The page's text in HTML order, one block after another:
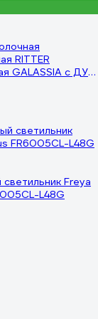
RITTER
GALASSIA с ДУ 3
94Вт
4200K/
5
Freya
L48G